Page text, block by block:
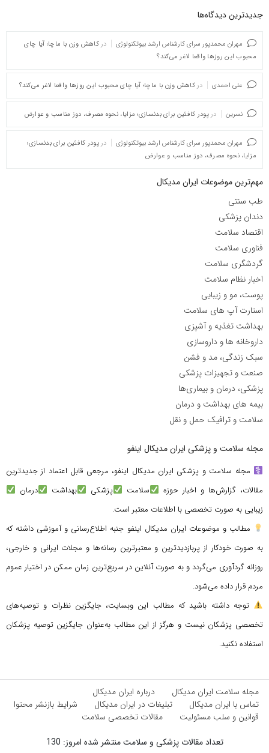
جدیدترین دیدگاه‌‌ها
مهران محمدپور سرای کارشناس ارشد بیوتکنولوژی در کاهش وزن با ماچا؛ آیا چای
محبوب این روزها واقعا لاغر می‌کند؟
علی احمدی در کاهش وزن با ماچا؛ آیا چای محبوب این روزها واقعا لاغر می‌کند؟
نسرین در پودر کافئین برای بدنسازی؛ مزایا، نحوه مصرف، دوز مناسب و عوارض
مهران محمدپور سرای کارشناس ارشد بیوتکنولوژی در پودر کافئین برای بدنسازی؛
مزایا، نحوه مصرف، دوز مناسب و عوارض
مهم‌ترین موضوعات ایران مدیکال
طب سنتی
دندان پزشکی
اقتصاد سلامت
فناوری سلامت
گردشگری سلامت
اخبار نظام سلامت
پوست، مو و زیبایی
استارت آپ های سلامت
بهداشت تغذیه و آشپزی
داروخانه ها و داروسازی
سبک زندگی، مد و فشن
صنعت و تجهیزات پزشکی
پزشکی، درمان و بیماری‌ها
بیمه های بهداشت و درمان
سلامت و ترافیک حمل و نقل
مجله سلامت و پزشکی ایران مدیکال اینفو
مجله سلامت و پزشکی ایران مدیکال اینفو، مرجعی قابل اعتماد از جدیدترین
مقالات، گزارش‌ها و اخبار حوزه
سلامت پزشکی بهداشت
درمان
زیبایی به صورت تخصصی با اطلاعات معتبر است.
مطالب و موضوعات ایران مدیکال اینفو جنبه اطلاع‌رسانی و آموزشی داشته که
به صورت خودکار از پربازدیدترین و معتبرترین رسانه‌ها و مجلات ایرانی و خارجی،
روزانه گردآوری می‌گردد و به صورت آنلاین در سریع‌ترین زمان ممکن در اختیار عموم
مردم قرار داده می‌شود.
توجه داشته باشید که مطالب این وبسایت، جایگزین نظرات و توصیه‌های
تخصصی پزشکان نیست و هرگز از این مطالب به‌عنوان جایگزین توصیه پزشکان
استفاده نکنید.
مجله سلامت ایران مدیکال
درباره ایران مدیکال
تماس با ایران مدیکال
تبلیغات در ایران مدیکال
شرایط بازنشر محتوا
قوانین و سلب مسئولیت
مقالات تخصصی سلامت
تعداد مقالات پزشکی و سلامت منتشر شده امروز: 130